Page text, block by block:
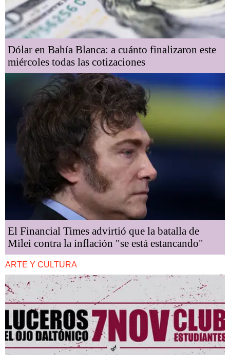
Dólar en Bahía Blanca: a cuánto finalizaron este
miércoles todas las cotizaciones
El Financial Times advirtió que la batalla de
Milei contra la inflación "se está estancando"
ARTE Y CULTURA